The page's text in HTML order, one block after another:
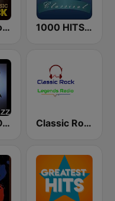
Classic Rock Station 1000 HITS Classical Music
101 SMOOTH JAZZ Classic Rock Legends Radio